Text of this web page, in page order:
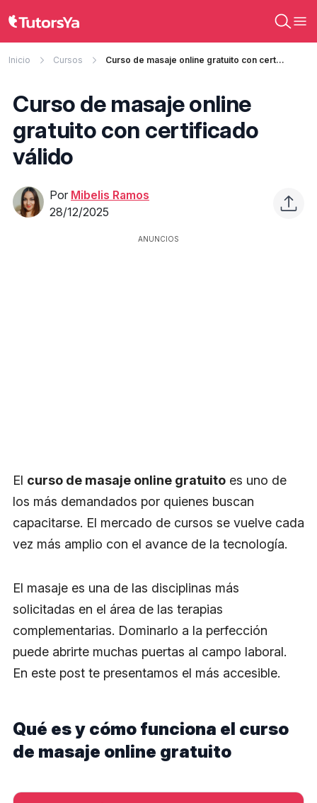
Inicio Cursos Curso de masaje online gratuito con certificado válido
Curso de masaje online
gratuito con certificado
válido
Por Mibelis Ramos
28/12/2025
ANUNCIOS
El curso de masaje online gratuito es uno de
los más demandados por quienes buscan
capacitarse. El mercado de cursos se vuelve cada
vez más amplio con el avance de la tecnología.
El masaje es una de las disciplinas más
solicitadas en el área de las terapias
complementarias. Dominarlo a la perfección
puede abrirte muchas puertas al campo laboral.
En este post te presentamos el más accesible.
Qué es y cómo funciona el curso
de masaje online gratuito